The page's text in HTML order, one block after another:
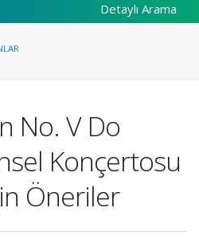
Detaylı Arama
No. V Do
Konçertosu
Öneriler